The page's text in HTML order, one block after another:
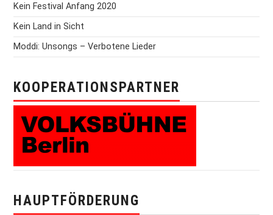
Kein Festival Anfang 2020
Kein Land in Sicht
Moddi: Unsongs – Verbotene Lieder
KOOPERATIONSPARTNER
HAUPTFÖRDERUNG